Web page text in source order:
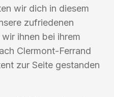
wir dich in diesem
zufriedenen
ihnen bei ihrem
Clermont-Ferrand
zur Seite gestanden